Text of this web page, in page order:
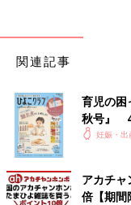
関連記事
育児の困
秋号』 4
いっぱい
妊娠・出
アカチ
倍【期間